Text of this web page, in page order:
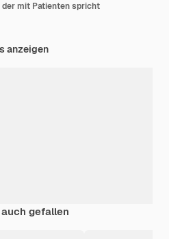
mit Patienten spricht
anzeigen
gefallen